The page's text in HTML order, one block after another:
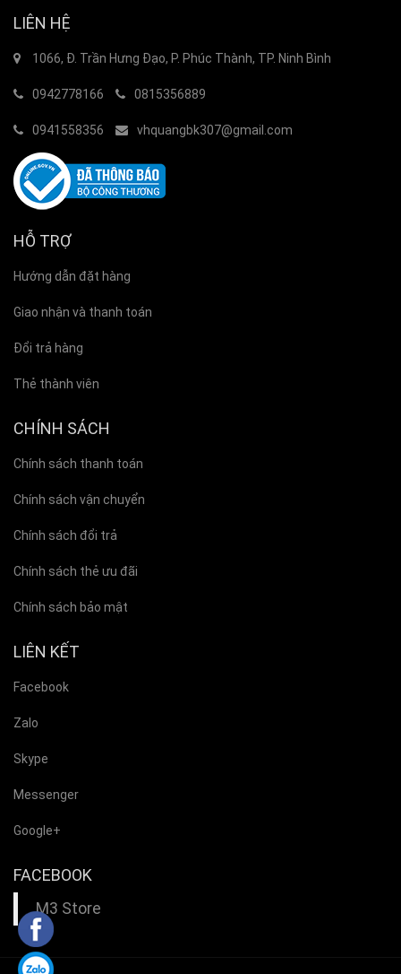
LIÊN HỆ
1066, Đ. Trần Hưng Đạo, P. Phúc Thành, TP. Ninh Bình
0942778166 0815356889
0941558356 vhquangbk307@gmail.com
HỖ TRỢ
Hướng dẫn đặt hàng
Giao nhận và thanh toán
Đổi trả hàng
Thẻ thành viên
CHÍNH SÁCH
Chính sách thanh toán
Chính sách vận chuyển
Chính sách đổi trả
Chính sách thẻ ưu đãi
Chính sách bảo mật
LIÊN KẾT
Facebook
Zalo
Skype
Messenger
Google+
FACEBOOK
M3 Store